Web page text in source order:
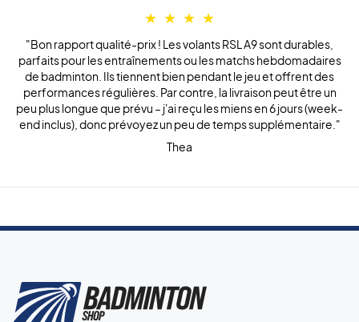
"Bon rapport qualité-prix ! Les volants RSL A9 sont durables,
parfaits pour les entraînements ou les matchs hebdomadaires
de badminton. Ils tiennent bien pendant le jeu et offrent des
performances régulières. Par contre, la livraison peut être un
peu plus longue que prévu – j'ai reçu les miens en 6 jours (week-
end inclus), donc prévoyez un peu de temps supplémentaire."
Thea